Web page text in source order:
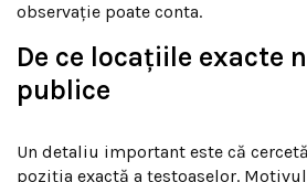
observație poate conta.
De ce locațiile exacte
publice
Un detaliu important este că
poziția exactă a țestoaselor.